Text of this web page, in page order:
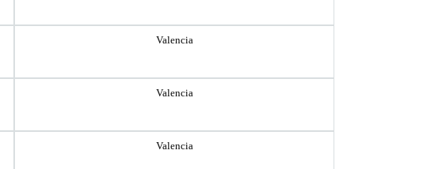
Valencia
Valencia
Valencia